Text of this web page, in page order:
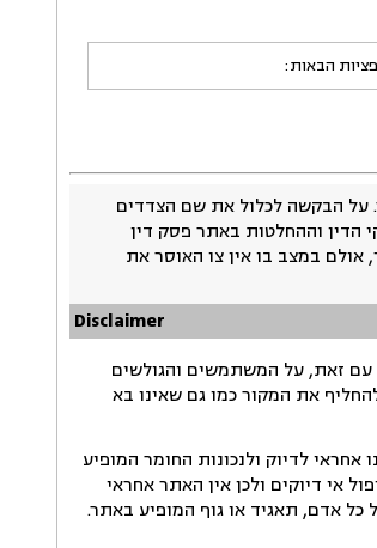
הבאות:
על הבקשה לכלול את שם הצדדים
הדין וההחלטות באתר פסק דין
במצב בו אין צו האוסר את
Disclaimer
עם זאת, על המשתמשים והגולשים
את המקור כמו גם שאינו בא
לדיוק ולנכונות החומר המופיע
אי דיוקים ולכן אין האתר אחראי
אדם, תאגיד או גוף המופיע באתר.